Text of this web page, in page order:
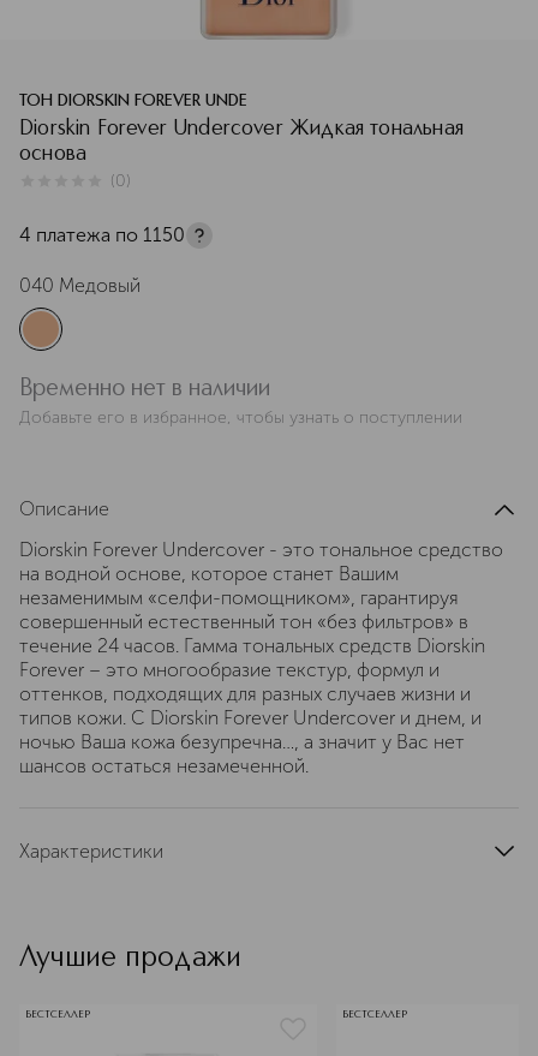
ТОН DIORSKIN FOREVER UNDE
Diorskin Forever Undercover Жидкая тональная
основа
(0)
4 платежа по 1150
040 Медовый
Временно нет в наличии
Добавьте его в избранное, чтобы узнать о поступлении
Описание
Diorskin Forever Undercover - это тональное средство
на водной основе, которое станет Вашим
незаменимым «селфи-помощником», гарантируя
совершенный естественный тон «без фильтров» в
течение 24 часов. Гамма тональных средств Diorskin
Forever – это многообразие текстур, формул и
оттенков, подходящих для разных случаев жизни и
типов кожи. С Diorskin Forever Undercover и днем, и
ночью Ваша кожа безупречна…, а значит у Вас нет
шансов остаться незамеченной.
Характеристики
тип продукта
Лучшие продажи
БЕСТСЕЛЛЕР БЕСТСЕЛЛЕР